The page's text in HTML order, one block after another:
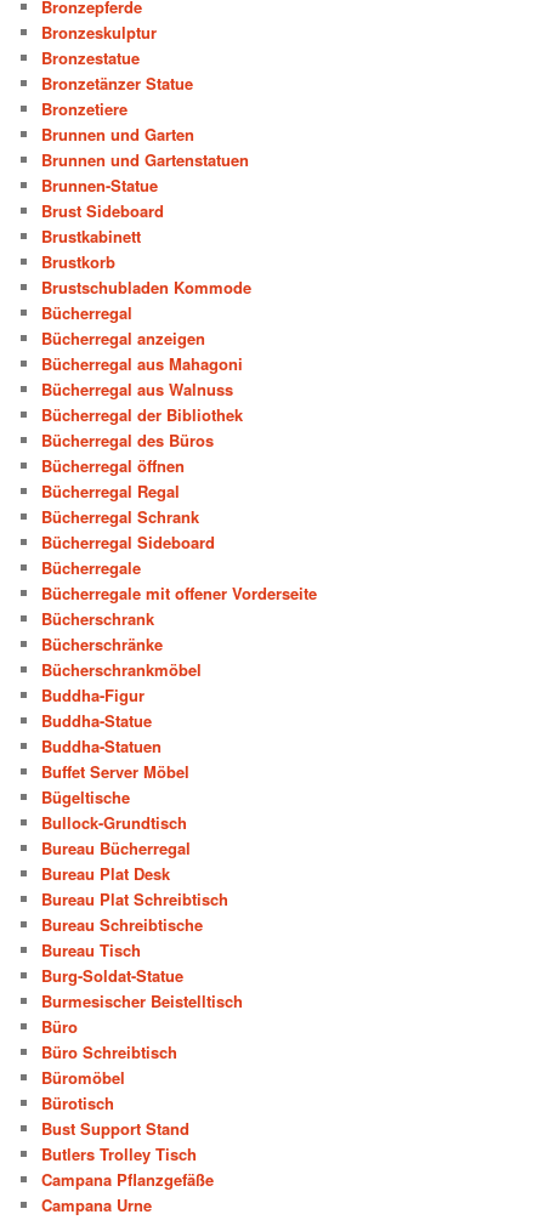
Bronzepferde
Bronzeskulptur
Bronzestatue
Bronzetänzer Statue
Bronzetiere
Brunnen und Garten
Brunnen und Gartenstatuen
Brunnen-Statue
Brust Sideboard
Brustkabinett
Brustkorb
Brustschubladen Kommode
Bücherregal
Bücherregal anzeigen
Bücherregal aus Mahagoni
Bücherregal aus Walnuss
Bücherregal der Bibliothek
Bücherregal des Büros
Bücherregal öffnen
Bücherregal Regal
Bücherregal Schrank
Bücherregal Sideboard
Bücherregale
Bücherregale mit offener Vorderseite
Bücherschrank
Bücherschränke
Bücherschrankmöbel
Buddha-Figur
Buddha-Statue
Buddha-Statuen
Buffet Server Möbel
Bügeltische
Bullock-Grundtisch
Bureau Bücherregal
Bureau Plat Desk
Bureau Plat Schreibtisch
Bureau Schreibtische
Bureau Tisch
Burg-Soldat-Statue
Burmesischer Beistelltisch
Büro
Büro Schreibtisch
Büromöbel
Bürotisch
Bust Support Stand
Butlers Trolley Tisch
Campana Pflanzgefäße
Campana Urne